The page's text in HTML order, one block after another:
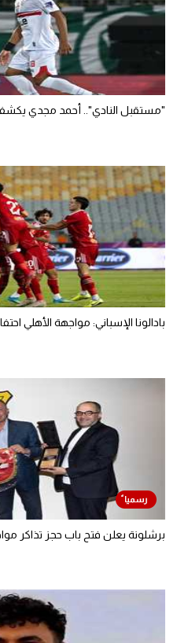
"مستقبل النادي".. أحمد مجدي
بادالونا الإسباني: مواجهة الأهلي
برشلونة يعلن فتح باب حجز تذاكر